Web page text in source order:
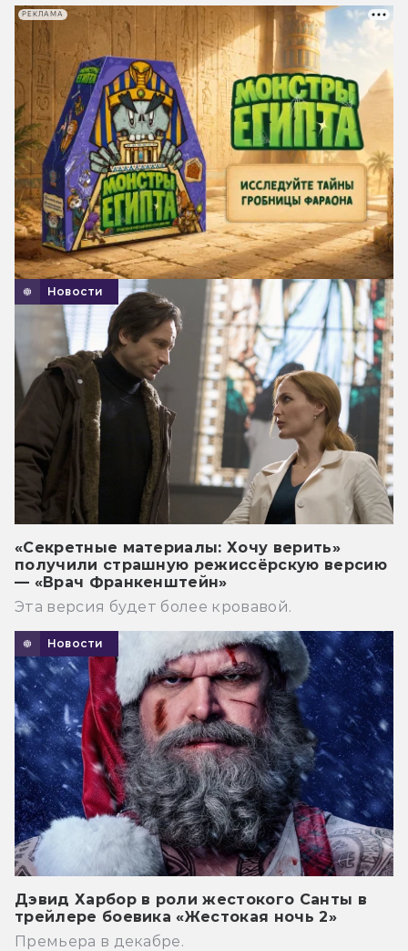
Новости
«Секретные материалы: Хочу верить»
получили страшную режиссёрскую версию
— «Врач Франкенштейн»
Эта версия будет более кровавой.
Новости
Дэвид Харбор в роли жестокого Санты в
трейлере боевика «Жестокая ночь 2»
Премьера в декабре.
РЕКЛАМА